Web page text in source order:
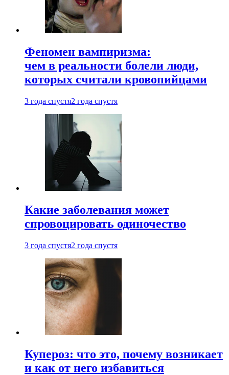
Феномен вампиризма:
чем в реальности болели люди,
которых считали кровопийцами
3 года спустя2 года спустя
Какие заболевания может
спровоцировать одиночество
3 года спустя2 года спустя
Купероз: что это, почему возникает
и как от него избавиться